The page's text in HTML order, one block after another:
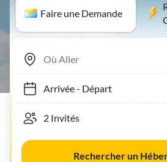
Faire une Demande
Arrivée- Départ
Rechercher un